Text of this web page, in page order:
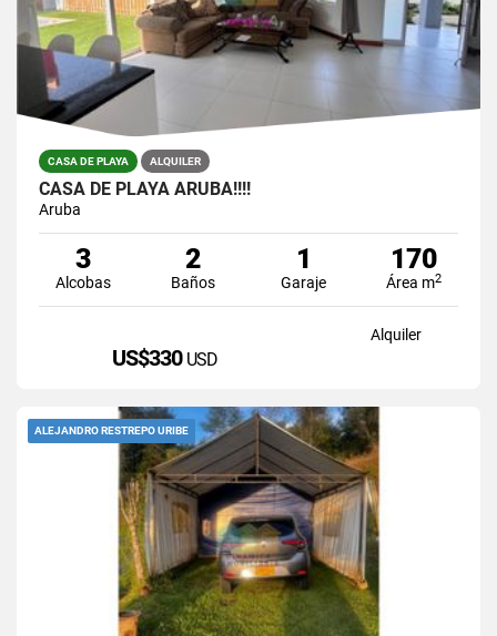
CASA DE PLAYA ALQUILER
CASA DE PLAYA ARUBA!!!!
Aruba
3
Alcobas
2
Baños
1
Garaje
170
Área m2
Alquiler
US$330 USD
ALEJANDRO RESTREPO URIBE